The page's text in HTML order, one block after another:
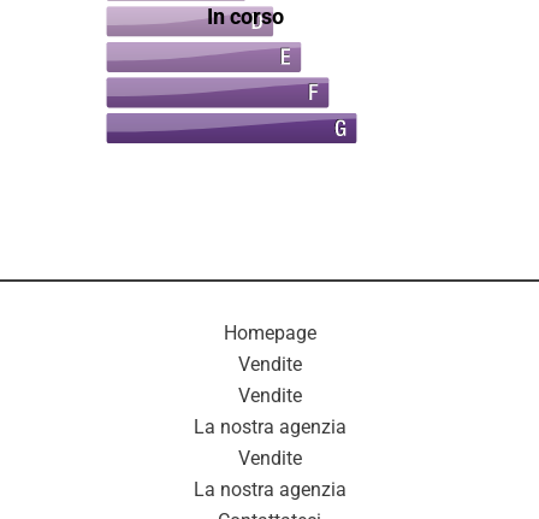
In corso
Homepage
Vendite
Vendite
La nostra agenzia
Vendite
La nostra agenzia